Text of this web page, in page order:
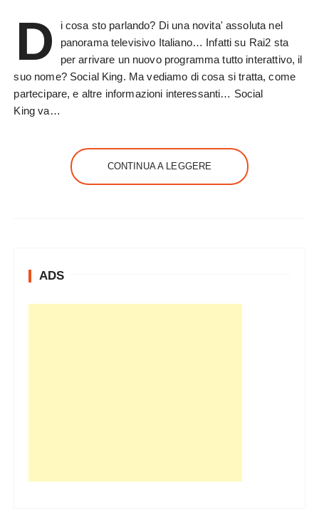
D
i cosa sto parlando? Di una novita' assoluta nel
panorama televisivo Italiano… Infatti su Rai2 sta
per arrivare un nuovo programma tutto interattivo, il
suo nome? Social King. Ma vediamo di cosa si tratta, come
partecipare, e altre informazioni interessanti… Social
King va…
CONTINUA A LEGGERE
ADS